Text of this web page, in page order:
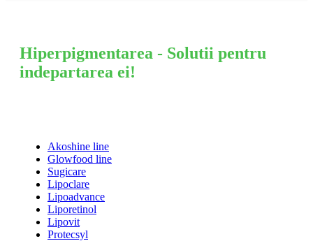
Hiperpigmentarea - Solutii pentru
indepartarea ei!
Akoshine line
Glowfood line
Sugicare
Lipoclare
Lipoadvance
Liporetinol
Lipovit
Protecsyl